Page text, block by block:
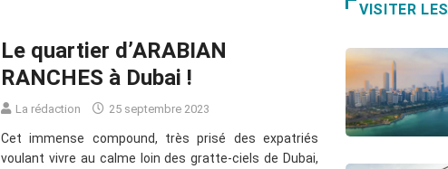
Le quartier d’ARABIAN
RANCHES à Dubai !
La rédaction 25 septembre 2023
Cet immense compound, très prisé des expatriés
voulant vivre au calme loin des gratte-ciels de Dubai,
VISITER